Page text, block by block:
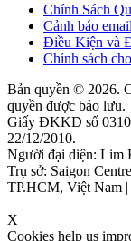
Chính Sách
Cảnh báo
Điều Kiện và
Chính sách
Bản quyền © 2026.
quyền được bảo lưu.
Giấy ĐKKD số
22/12/2010.
Người đại diện: Lim
Trụ sở: Saigon
TP.HCM, Việt Nam
X
Cookies help us